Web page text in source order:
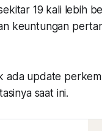
19 kali lebih
keuntungan
ada update
saat ini.